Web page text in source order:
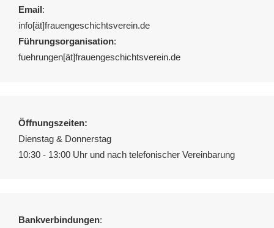
Email:
info[ät]frauengeschichtsverein.de
Führungsorganisation:
fuehrungen[ät]frauengeschichtsverein.de
Öffnungszeiten:
Dienstag & Donnerstag
10:30 - 13:00 Uhr und nach telefonischer Vereinbarung
Bankverbindungen: